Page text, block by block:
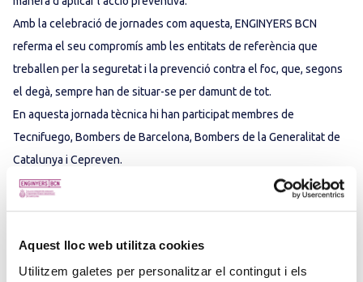
Aquest lloc web utilitza cookies
Utilitzem galetes per personalitzar el contingut i els
Amb la celebració de jornades com aquesta, ENGINYERS BCN
referma el seu compromís amb les entitats de referència que
treballen per la seguretat i la prevenció contra el foc, que, segons
el degà, sempre han de situar-se per damunt de tot.
En aquesta jornada tècnica hi han participat membres de
Tecnifuego, Bombers de Barcelona, Bombers de la Generalitat de
Catalunya i Cepreven.